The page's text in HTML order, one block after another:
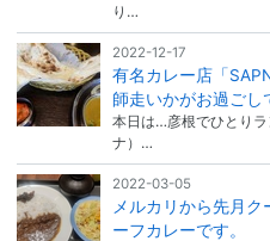
り…
2022-12-17
有名カレー店「
師走いかがお過ごし
本日は…彦根でひとり
ナ）…
2022-03-05
メルカリから先月
ーフカレーです。